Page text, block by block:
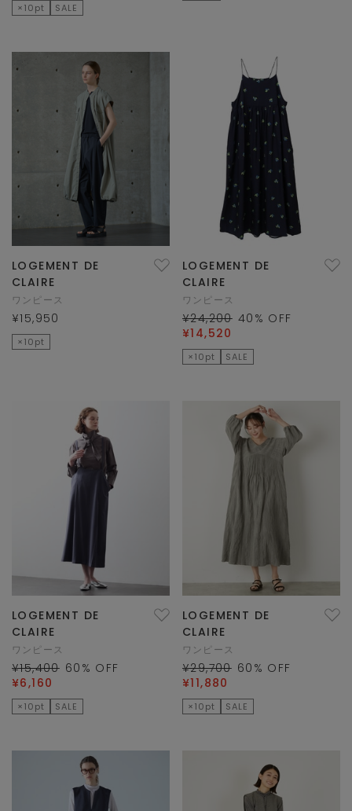
×10pt SALE
LOGEMENT DE
CLAIRE
ワンピース
¥15,950
×10pt
LOGEMENT DE
CLAIRE
ワンピース
¥24,200 40 % OFF
¥14,520
×10pt SALE
LOGEMENT DE
CLAIRE
ワンピース
¥15,400 60 % OFF
¥6,160
×10pt SALE
LOGEMENT DE
CLAIRE
ワンピース
¥29,700 60 % OFF
¥11,880
×10pt SALE